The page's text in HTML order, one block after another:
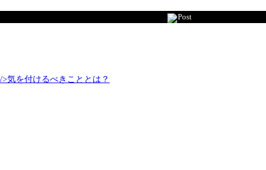
Post